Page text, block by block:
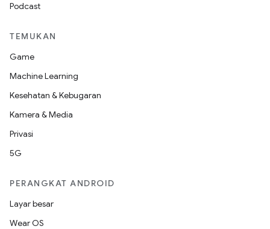
Podcast
TEMUKAN
Game
Machine Learning
Kesehatan & Kebugaran
Kamera & Media
Privasi
5G
PERANGKAT ANDROID
Layar besar
Wear OS